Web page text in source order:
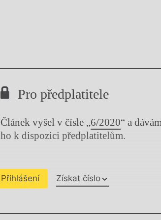
Pro předplatitele
Článek vyšel v čísle „6/2020“ a
ho k dispozici předplatitelům.
Přihlášení Získat číslo
Chviličku.